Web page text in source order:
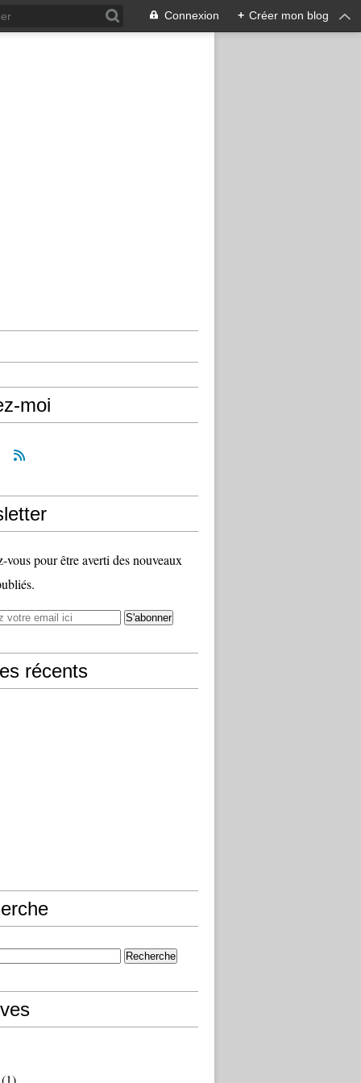
Connexion + Créer mon blog
moi
vous pour être averti des nouveaux
récents
(1)